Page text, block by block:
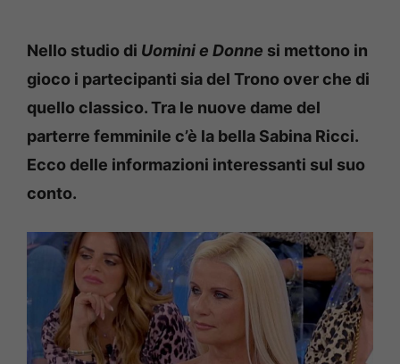
Nello studio di Uomini e Donne si mettono in
gioco i partecipanti sia del Trono over che di
quello classico.Tra le nuove dame del
parterre femminile c’è la bella Sabina Ricci.
Ecco delle informazioni interessanti sul suo
conto.